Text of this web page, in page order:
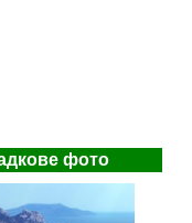
фото